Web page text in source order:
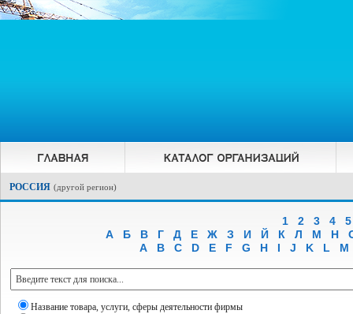
РОССИЯ (другой регион)
1 2 3 4
5
А
Б В Г Д Е Ж З И Й К Л М Н
A
B C D E F G H I J K L M
Название товара, услуги, сферы деятельности фирмы